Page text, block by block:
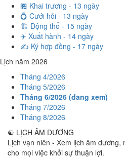
🏪 Khai trương - 13 ngày
💍 Cưới hỏi - 13 ngày
🏗️ Động thổ - 15 ngày
✈️ Xuất hành - 14 ngày
✍️ Ký hợp đồng - 17 ngày
Lịch năm 2026
Tháng 4/2026
Tháng 5/2026
Tháng 6/2026 (đang xem)
Tháng 7/2026
Tháng 8/2026
☯ LỊCH ÂM DƯƠNG
Lịch vạn niên - Xem lịch âm dương,
cho mọi việc khởi sự thuận lợi.